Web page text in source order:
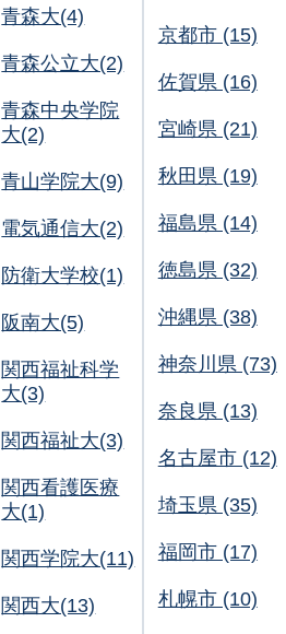
青森大(4)
青森公立大(2)
青森中央学院
大(2)
青山学院大(9)
電気通信大(2)
防衛大学校(1)
阪南大(5)
関西福祉科学
大(3)
関西福祉大(3)
関西看護医療
大(1)
関西学院大(11)
関西大(13)
京都市 (15)
佐賀県 (16)
宮崎県 (21)
秋田県 (19)
福島県 (14)
徳島県 (32)
沖縄県 (38)
神奈川県 (73)
奈良県 (13)
名古屋市 (12)
埼玉県 (35)
福岡市 (17)
札幌市 (10)